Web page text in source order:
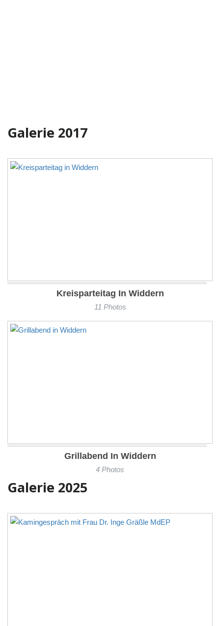
Galerie 2017
Kreisparteitag In Widdern
11 Photos
Grillabend In Widdern
4 Photos
Galerie 2025